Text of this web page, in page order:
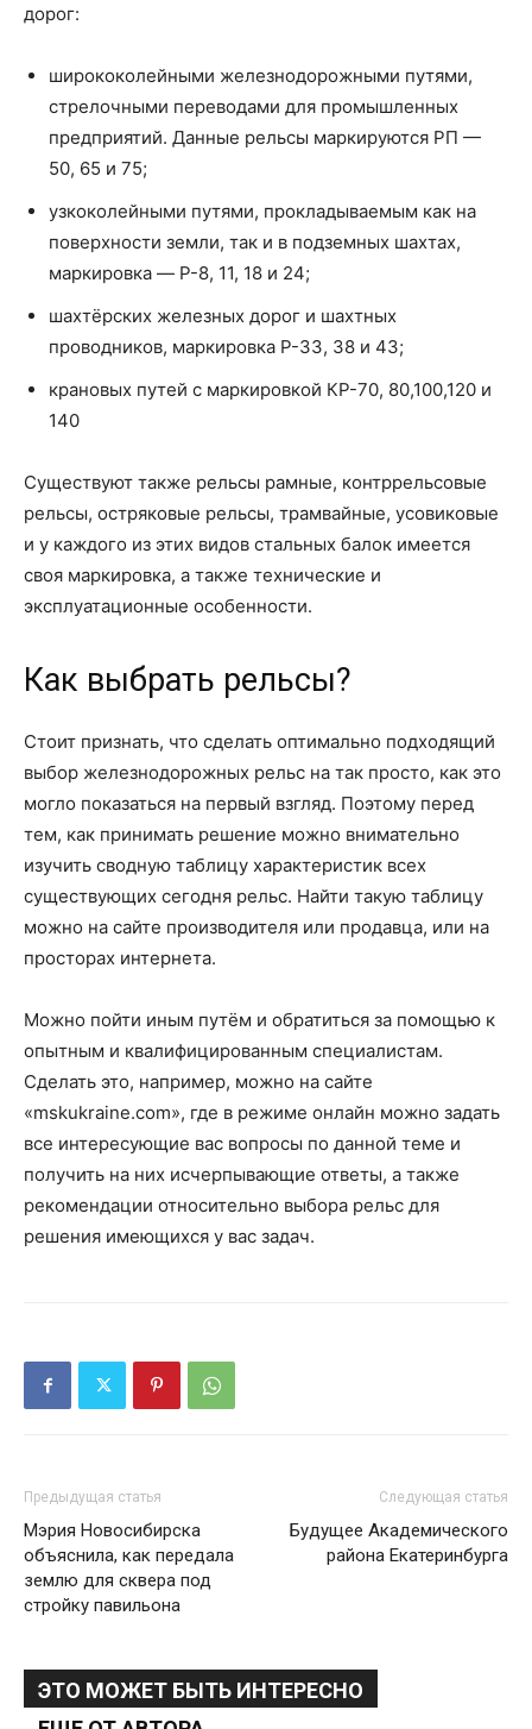
дорог:
ширококолейными железнодорожными путями,
стрелочными переводами для промышленных
предприятий. Данные рельсы маркируются РП —
50, 65 и 75;
узкоколейными путями, прокладываемым как на
поверхности земли, так и в подземных шахтах,
маркировка — P-8, 11, 18 и 24;
шахтёрских железных дорог и шахтных
проводников, маркировка P-33, 38 и 43;
крановых путей с маркировкой КР-70, 80,100,120 и
140
Существуют также рельсы рамные, контррельсовые
рельсы, остряковые рельсы, трамвайные, усовиковые
и у каждого из этих видов стальных балок имеется
своя маркировка, а также технические и
эксплуатационные особенности.
Как выбрать рельсы?
Стоит признать, что сделать оптимально подходящий
выбор железнодорожных рельс на так просто, как это
могло показаться на первый взгляд. Поэтому перед
тем, как принимать решение можно внимательно
изучить сводную таблицу характеристик всех
существующих сегодня рельс. Найти такую таблицу
можно на сайте производителя или продавца, или на
просторах интернета.
Можно пойти иным путём и обратиться за помощью к
опытным и квалифицированным специалистам.
Сделать это, например, можно на сайте
«mskukraine.com», где в режиме онлайн можно задать
все интересующие вас вопросы по данной теме и
получить на них исчерпывающие ответы, а также
рекомендации относительно выбора рельс для
решения имеющихся у вас задач.
Предыдущая статья
Мэрия Новосибирска
объяснила, как передала
землю для сквера под
стройку павильона
Следующая статья
Будущее Академического
района Екатеринбурга
ЭТО МОЖЕТ БЫТЬ ИНТЕРЕСНО